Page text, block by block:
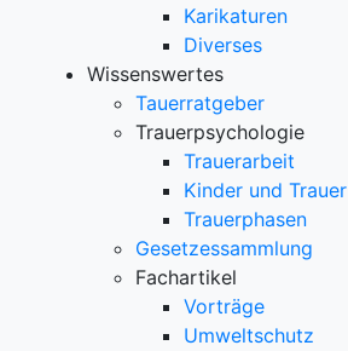
Karikaturen
Diverses
Wissenswertes
Tauerratgeber
Trauerpsychologie
Trauerarbeit
Kinder und Trauer
Trauerphasen
Gesetzessammlung
Fachartikel
Vorträge
Umweltschutz